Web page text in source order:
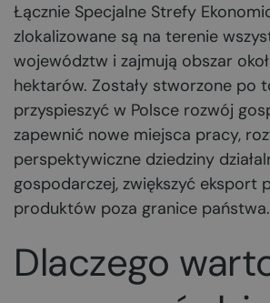
Łącznie Specjalne Strefy
zlokalizowane są na terenie
województw i zajmują obszar
hektarów. Zostały stworzone po
przyspieszyć w Polsce rozwój
zapewnić nowe miejsca pracy,
perspektywiczne dziedziny
gospodarczej, zwiększyć eksport
produktów poza granice państwa.
Dlaczego